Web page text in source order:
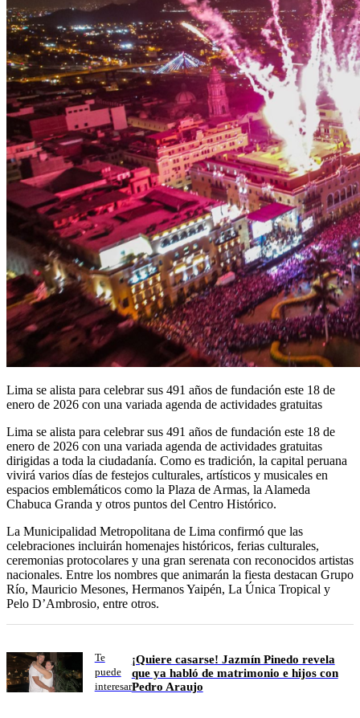
Lima se alista para celebrar sus 491 años de fundación este 18 de
enero de 2026 con una variada agenda de actividades gratuitas
Lima se alista para celebrar sus 491 años de fundación este 18 de
enero de 2026 con una variada agenda de actividades gratuitas
dirigidas a toda la ciudadanía. Como es tradición, la capital peruana
vivirá varios días de festejos culturales, artísticos y musicales en
espacios emblemáticos como la Plaza de Armas, la Alameda
Chabuca Granda y otros puntos del Centro Histórico.
La Municipalidad Metropolitana de Lima confirmó que las
celebraciones incluirán homenajes históricos, ferias culturales,
ceremonias protocolares y una gran serenata con reconocidos artistas
nacionales. Entre los nombres que animarán la fiesta destacan Grupo
Río, Mauricio Mesones, Hermanos Yaipén, La Única Tropical y
Pelo D’Ambrosio, entre otros.
Te
puede
interesar
¡Quiere casarse! Jazmín Pinedo revela
que ya habló de matrimonio e hijos con
Pedro Araujo